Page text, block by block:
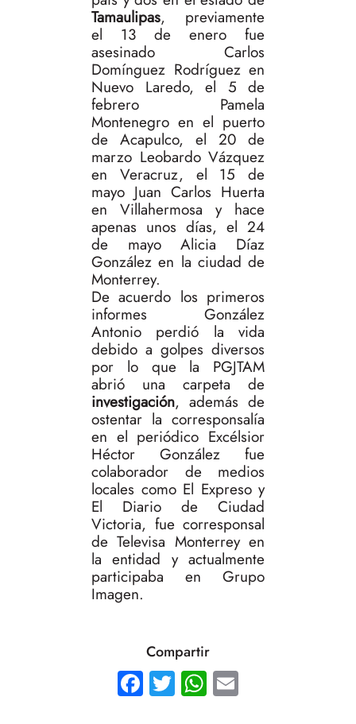
Tamaulipas, previamente
el 13 de enero fue
asesinado Carlos
Domínguez Rodríguez en
Nuevo Laredo, el 5 de
febrero Pamela
Montenegro en el puerto
de Acapulco, el 20 de
marzo Leobardo Vázquez
en Veracruz, el 15 de
mayo Juan Carlos Huerta
en Villahermosa y hace
apenas unos días, el 24
de mayo Alicia Díaz
González en la ciudad de
Monterrey.
De acuerdo los primeros
informes González
Antonio perdió la vida
debido a golpes diversos
por lo que la PGJTAM
abrió una carpeta de
investigación, además de
ostentar la corresponsalía
en el periódico Excélsior
Héctor González fue
colaborador de medios
locales como El Expreso y
El Diario de Ciudad
Victoria, fue corresponsal
de Televisa Monterrey en
la entidad y actualmente
participaba en Grupo
Imagen.
Compartir
Facebook
TwitterWhatsApp